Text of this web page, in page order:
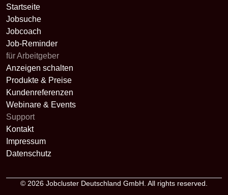
Startseite
Jobsuche
Jobcoach
Job-Reminder
für Arbeitgeber
Anzeigen schalten
Produkte & Preise
Kundenreferenzen
Webinare & Events
Support
Kontakt
Impressum
Datenschutz
© 2026 Jobcluster Deutschland GmbH. All rights reserved.